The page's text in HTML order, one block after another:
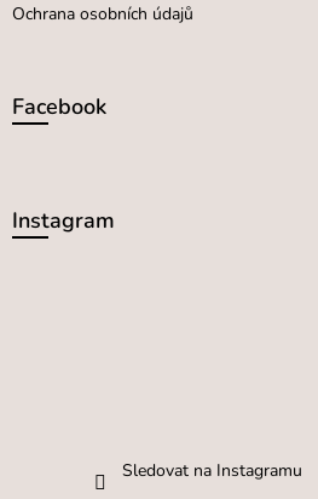
Ochrana osobních údajů
Facebook
Instagram
Sledovat na Instagramu